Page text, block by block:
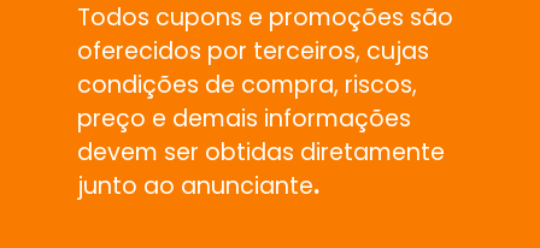
Todos cupons e promoções são
oferecidos por terceiros, cujas
condições de compra, riscos,
preço e demais informações
devem ser obtidas diretamente
junto ao anunciante.